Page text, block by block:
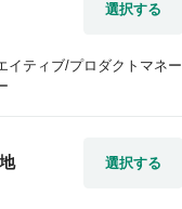
選択する
イティブ/プロダクトマネー
選択する